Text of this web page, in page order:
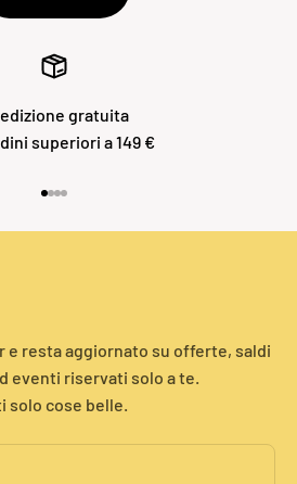
gratuita
superiori a 149 €
e resta aggiornato su offerte, saldi
eventi riservati solo a te.
solo cose belle.